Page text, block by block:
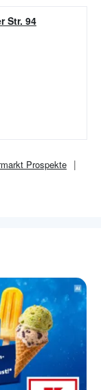
Str. 94
Prospekte